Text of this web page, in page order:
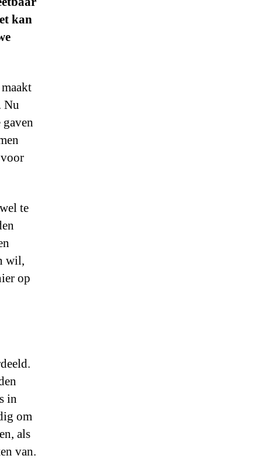
kan
Nu
te
wil,
op
in
om
als
van.